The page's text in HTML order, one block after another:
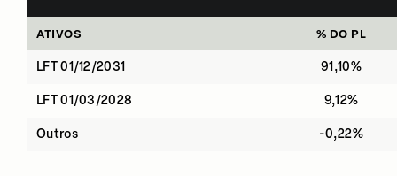
ATIVOS % DO PL
LFT 01/12/2031 91,10%
LFT 01/03/2028 9,12%
Outros -0,22%